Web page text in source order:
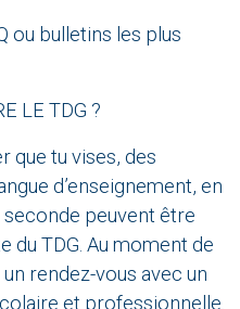
ou bulletins les plus
LE TDG ?
que tu vises, des
d’enseignement, en
peuvent être
du TDG. Au moment de
rendez-vous avec un
et professionnelle.